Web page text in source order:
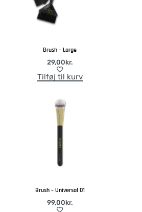
Brush – Large
29,00kr.
Tilføj til kurv
Brush – Universal 01
99,00kr.